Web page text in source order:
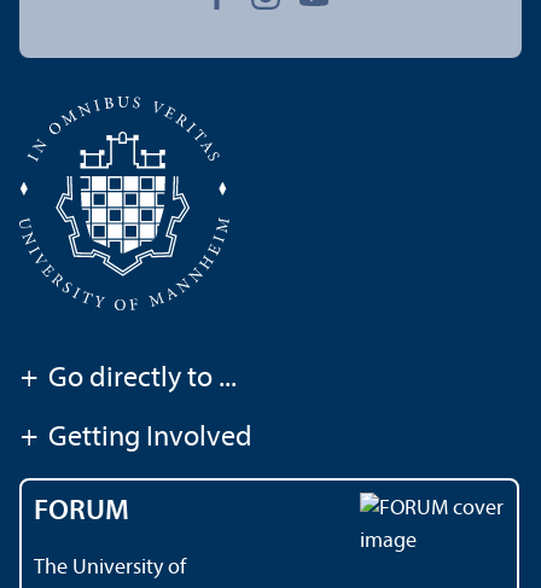
+ Go directly to ...
+ Getting Involved
FORUM
The University of